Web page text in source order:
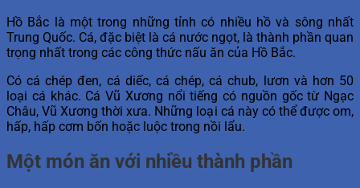
Hồ Bắc là một trong những tỉnh có nhiều hồ và sông nhất
Trung Quốc. Cá, đặc biệt là cá nước ngọt, là thành phần quan
trọng nhất trong các công thức nấu ăn của Hồ Bắc.
Có cá chép đen, cá diếc, cá chép, cá chub, lươn và hơn 50
loại cá khác. Cá Vũ Xương nổi tiếng có nguồn gốc từ Ngạc
Châu, Vũ Xương thời xưa. Những loại cá này có thể được om,
hấp, hấp cơm bốn hoặc luộc trong nồi lẩu.
Một món ăn với nhiều thành phần